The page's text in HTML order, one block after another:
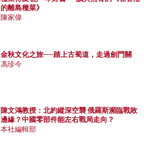
的離島種菜》
陳家偉
金秋文化之旅──踏上古蜀道，走過劍門關
馮珍今
陳文鴻教授：北約縱深空襲 俄羅斯瀕臨戰敗
邊緣？中國零部件能左右戰局走向？
本社編輯部